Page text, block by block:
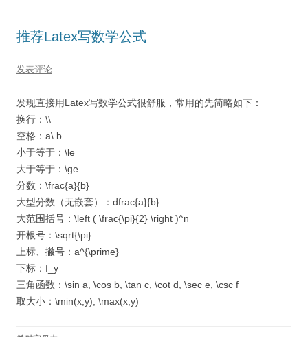
推荐Latex写数学公式
发表评论
发现直接用Latex写数学公式很舒服，常用的先简略如下：
换行：\\
空格：a\ b
小于等于：\le
大于等于：\ge
分数：\frac{a}{b}
大型分数（无嵌套）：dfrac{a}{b}
大范围括号：\left ( \frac{\pi}{2} \right )^n
开根号：\sqrt{\pi}
上标、撇号：a^{\prime}
下标：f_y
三角函数：\sin a, \cos b, \tan c, \cot d, \sec e, \csc f
取大小：\min(x,y), \max(x,y)